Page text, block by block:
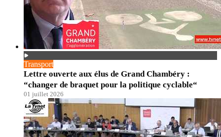
Transport
Lettre ouverte aux élus de Grand Chambéry :
“changer de braquet pour la politique cyclable“
01 juillet 2026